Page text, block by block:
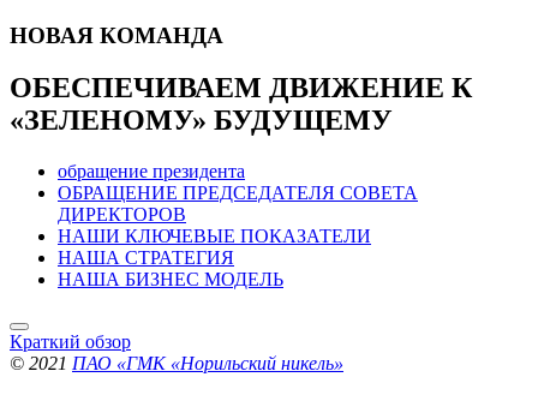
НОВАЯ КОМАНДА
ОБЕСПЕЧИВАЕМ ДВИЖЕНИЕ К
«ЗЕЛЕНОМУ» БУДУЩЕМУ
обращение президента
ОБРАЩЕНИЕ ПРЕДСЕДАТЕЛЯ СОВЕТА
ДИРЕКТОРОВ
НАШИ КЛЮЧЕВЫЕ ПОКАЗАТЕЛИ
НАША СТРАТЕГИЯ
НАША БИЗНЕС МОДЕЛЬ
Краткий обзор
© 2021 ПАО «ГМК «Норильский никель»